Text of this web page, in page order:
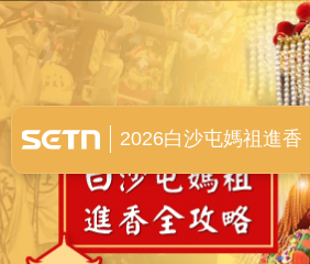
白沙屯媽祖進香全
2026白沙屯媽祖進香